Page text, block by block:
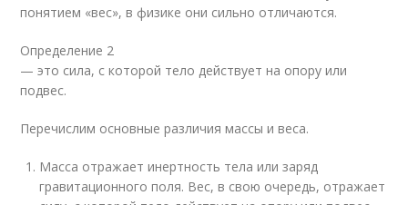
понятием «вес», в физике они сильно отличаются.
Определение 2
— это сила, с которой тело действует на опору или
подвес.
Перечислим основные различия массы и веса.
Масса отражает инертность тела или заряд
гравитационного поля. Вес, в свою очередь, отражает